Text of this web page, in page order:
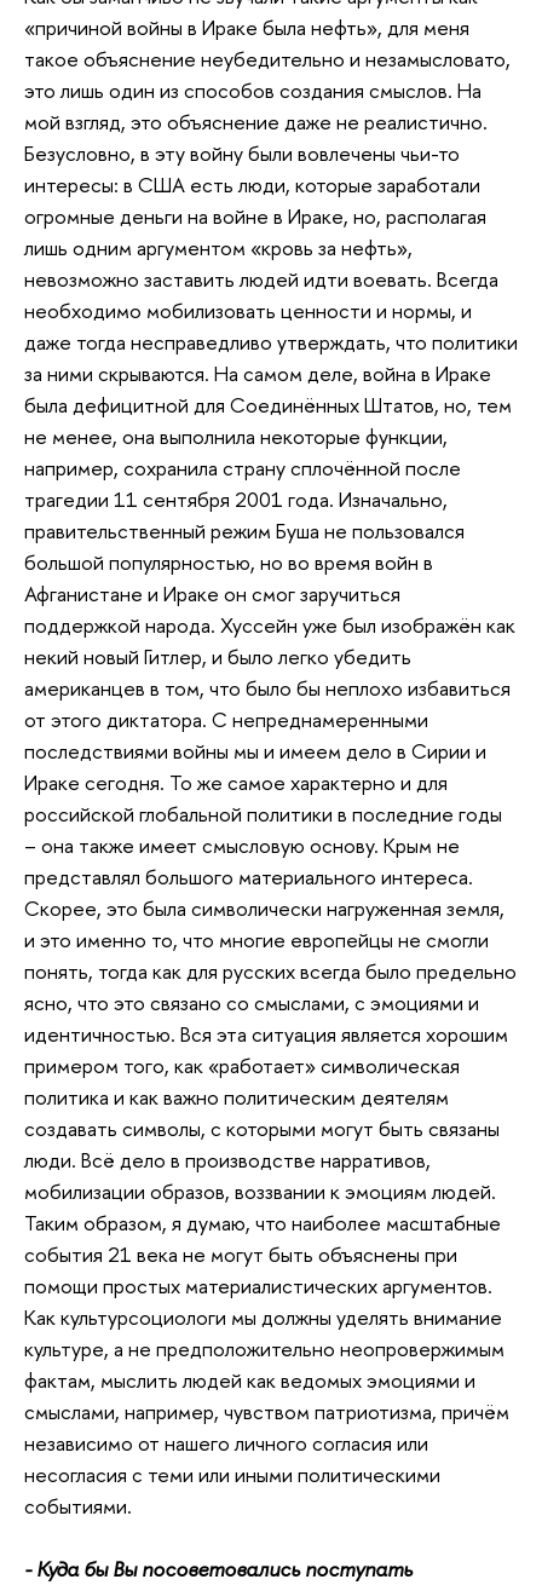
«причиной войны в Ираке была нефть», для меня
такое объяснение неубедительно и незамысловато,
это лишь один из способов создания смыслов. На
мой взгляд, это объяснение даже не реалистично.
Безусловно, в эту войну были вовлечены чьи-то
интересы: в США есть люди, которые заработали
огромные деньги на войне в Ираке, но, располагая
лишь одним аргументом «кровь за нефть»,
невозможно заставить людей идти воевать. Всегда
необходимо мобилизовать ценности и нормы, и
даже тогда несправедливо утверждать, что политики
за ними скрываются. На самом деле, война в Ираке
была дефицитной для Соединённых Штатов, но, тем
не менее, она выполнила некоторые функции,
например, сохранила страну сплочённой после
трагедии 11 сентября 2001 года. Изначально,
правительственный режим Буша не пользовался
большой популярностью, но во время войн в
Афганистане и Ираке он смог заручиться
поддержкой народа. Хуссейн уже был изображён как
некий новый Гитлер, и было легко убедить
американцев в том, что было бы неплохо избавиться
от этого диктатора. С непреднамеренными
последствиями войны мы и имеем дело в Сирии и
Ираке сегодня. То же самое характерно и для
российской глобальной политики в последние годы
– она также имеет смысловую основу. Крым не
представлял большого материального интереса.
Скорее, это была символически нагруженная земля,
и это именно то, что многие европейцы не смогли
понять, тогда как для русских всегда было предельно
ясно, что это связано со смыслами, с эмоциями и
идентичностью. Вся эта ситуация является хорошим
примером того, как «работает» символическая
политика и как важно политическим деятелям
создавать символы, с которыми могут быть связаны
люди. Всё дело в производстве нарративов,
мобилизации образов, воззвании к эмоциям людей.
Таким образом, я думаю, что наиболее масштабные
события 21 века не могут быть объяснены при
помощи простых материалистических аргументов.
Как культурсоциологи мы должны уделять внимание
культуре, а не предположительно неопровержимым
фактам, мыслить людей как ведомых эмоциями и
смыслами, например, чувством патриотизма, причём
независимо от нашего личного согласия или
несогласия с теми или иными политическими
событиями.
- Куда бы Вы посоветовались поступать